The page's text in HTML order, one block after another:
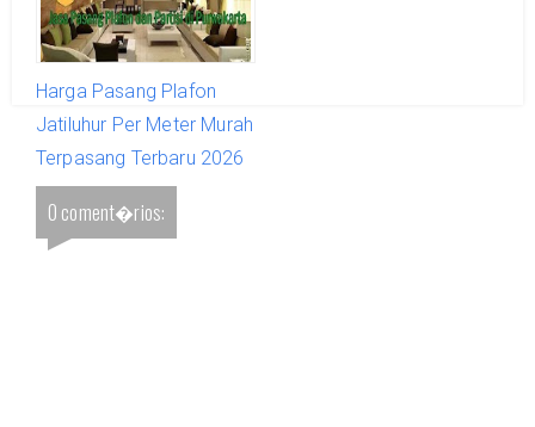
Harga Pasang Plafon
Jatiluhur Per Meter Murah
Terpasang Terbaru 2026
0 coment�rios: